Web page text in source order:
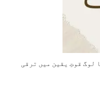
لوگ قوتِ یقین میں ترقی